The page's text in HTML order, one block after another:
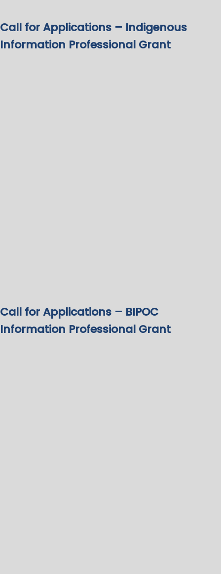
Call for Applications – Indigenous
Information Professional Grant
Call for Applications – BIPOC
Information Professional Grant